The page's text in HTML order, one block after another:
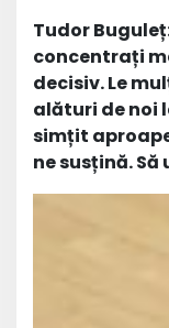
Tudor
concentrați
decisiv. Le
alături de noi
simțit
ne susțină.